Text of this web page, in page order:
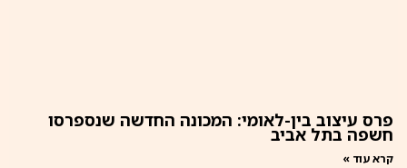
פרס עיצוב בין-לאומי: המכונה החדשה שנספרסו
חשפה בתל אביב
קרא עוד »